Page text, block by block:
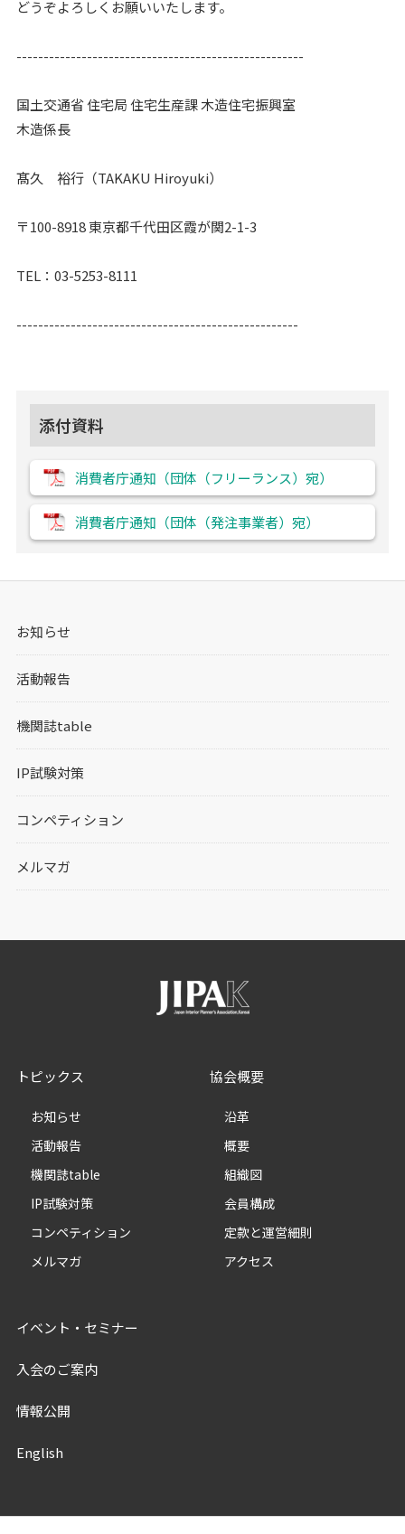
どうぞよろしくお願いいたします。
-----------------------------------------------------
国土交通省 住宅局 住宅生産課 木造住宅振興室
木造係長
髙久 裕行（TAKAKU Hiroyuki）
〒100-8918 東京都千代田区霞が関2-1-3
TEL：03-5253-8111
----------------------------------------------------
添付資料
消費者庁通知（団体（フリーランス）宛）
消費者庁通知（団体（発注事業者）宛）
お知らせ
活動報告
機関誌table
IP試験対策
コンペティション
メルマガ
トピックス
お知らせ
活動報告
機関誌table
IP試験対策
コンペティション
メルマガ
協会概要
沿革
概要
組織図
会員構成
定款と運営細則
アクセス
イベント・セミナー
入会のご案内
情報公開
English